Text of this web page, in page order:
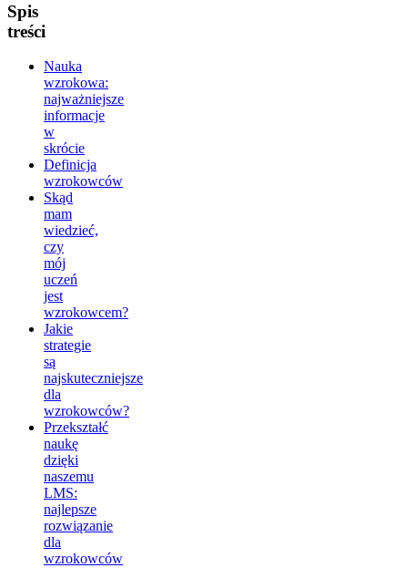
Spis
treści
Nauka
wzrokowa:
najważniejsze
informacje
w
skrócie
Definicja
wzrokowców
Skąd
mam
wiedzieć,
czy
mój
uczeń
jest
wzrokowcem?
Jakie
strategie
są
najskuteczniejsze
dla
wzrokowców?
Przekształć
naukę
dzięki
naszemu
LMS:
najlepsze
rozwiązanie
dla
wzrokowców